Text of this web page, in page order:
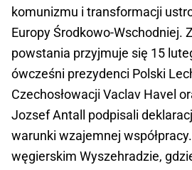
komunizmu i transformacji
Europy Środkowo-Wschodniej.
powstania przyjmuje się 15
ówcześni prezydenci Polski
Czechosłowacji Vaclav Havel
Jozsef Antall podpisali
warunki wzajemnej
węgierskim Wyszehradzie,